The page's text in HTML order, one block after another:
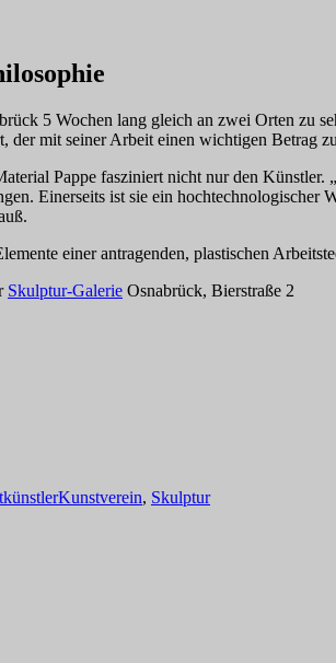
5 Wochen lang gleich an zwei Orten zu
mit seiner Arbeit einen wichtigen Betrag
Pappe fasziniert nicht nur den
Einerseits ist sie ein
einer antragenden, plastischen
Skulptur-Galerie Osnabrück, Bierstraße 2
Kunstverein, Skulptur